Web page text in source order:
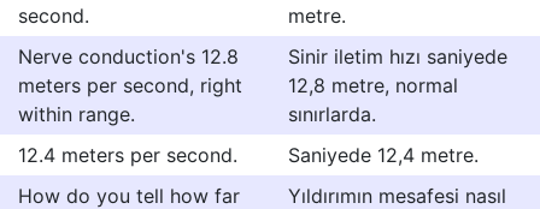
second.
metre.
Nerve conduction's 12.8
meters per second, right
within range.
Sinir iletim hızı saniyede
12,8 metre, normal
sınırlarda.
12.4 meters per second.
Saniyede 12,4 metre.
How do you tell how far
Yıldırımın mesafesi nasıl